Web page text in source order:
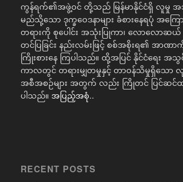
ကွန်ရက်၏အဖွဲ့ဝင် တို့သည် မြန်မာနိုင်ငံရှိ လူမှု အသို
မည်သို့သော ဒုက္ခဝေဒနာများ ခံစားနေရပုံ အကြ
တရားကို စုပေါင်း အသုံးပြုကာ၊ လောလောဆ
တင်ပြခြင်း နည်းလမ်းဖြင့် စစ်အစိုးရ၏ အာဏာကို
ကြိုးစားနေ ကြပါသည်။ ထို့အပြင် နိုင်ငံရေး အသွင်
ကာလတွင် တရားမျှတမှုနှင့် တာဝန်သိမှုရှိသော
အစီအစဉ်များ အတွက် လည်း ကြိုတင် ပြင်ဆင်ထာ
ပါသည်။ အပြည့်အစုံ..
RECENT POSTS